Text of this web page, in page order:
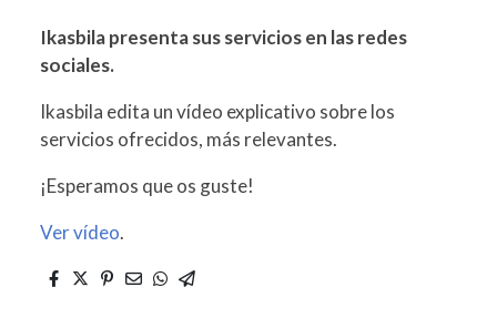
Ikasbila presenta sus servicios en las redes
sociales.
Ikasbila edita un vídeo explicativo sobre los
servicios ofrecidos, más relevantes.
¡Esperamos que os guste!
Ver vídeo.